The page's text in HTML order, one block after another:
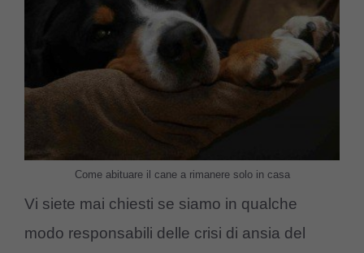
Come abituare il cane a rimanere solo in casa
Vi siete mai chiesti se siamo in qualche
modo responsabili delle crisi di ansia del